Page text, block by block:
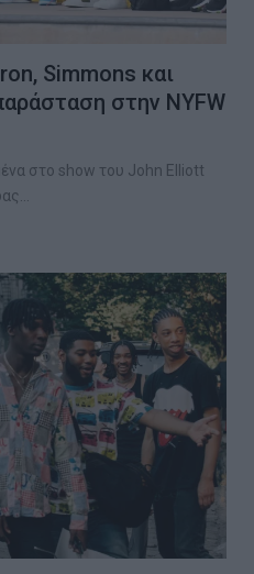
Simmons και
στην NYFW
στο show του John Elliott